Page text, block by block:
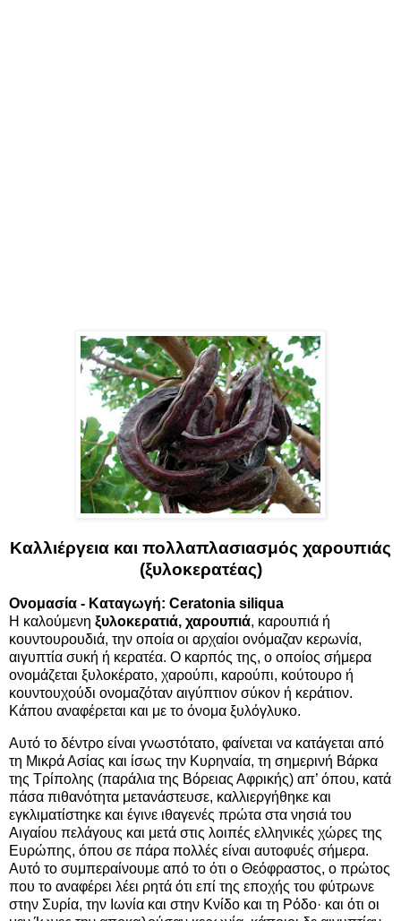
Καλλιέργεια και πολλαπλασιασμός χαρουπιάς
(ξυλοκερατέας)
Ονομασία - Καταγωγή: Ceratonia siliqua
Η καλούμενη ξυλοκερατιά, χαρουπιά, καρουπιά ή
κουντουρουδιά, την οποία οι αρχαίοι ονόμαζαν κερωνία,
αιγυπτία συκή ή κερατέα. Ο καρπός της, ο οποίος σήμερα
ονομάζεται ξυλοκέρατο, χαρούπι, καρούπι, κούτουρο ή
κουντουχούδι ονομαζόταν αιγύπτιον σύκον ή κεράτιον.
Κάπου αναφέρεται και με το όνομα ξυλόγλυκο.
Αυτό το δέντρο είναι γνωστότατο, φαίνεται να κατάγεται από
τη Μικρά Ασίας και ίσως την Κυρηναία, τη σημερινή Βάρκα
της Τρίπολης (παράλια της Βόρειας Αφρικής) απ’ όπου, κατά
πάσα πιθανότητα μετανάστευσε, καλλιεργήθηκε και
εγκλιματίστηκε και έγινε ιθαγενές πρώτα στα νησιά του
Αιγαίου πελάγους και μετά στις λοιπές ελληνικές χώρες της
Ευρώπης, όπου σε πάρα πολλές είναι αυτοφυές σήμερα.
Αυτό το συμπεραίνουμε από το ότι ο Θεόφραστος, ο πρώτος
που το αναφέρει λέει ρητά ότι επί της εποχής του φύτρωνε
στην Συρία, την Ιωνία και στην Κνίδο και τη Ρόδο· και ότι οι